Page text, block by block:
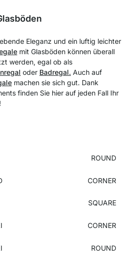
Eleganz und ein luftig leichter
mit Glasböden können überall
werden, egal ob als
oder Badregal. Auch auf
machen sie sich gut. Dank
finden Sie hier auf jeden Fall Ihr
ROUND
CORNER
SQUARE
CORNER
ROUND